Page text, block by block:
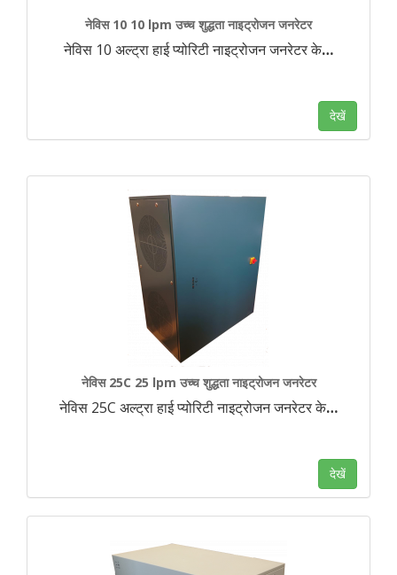
नेविस 10 10 lpm उच्च शुद्धता नाइट्रोजन जनरेटर
नेविस 10 अल्ट्रा हाई प्योरिटी नाइट्रोजन जनरेटर के…
देखें
नेविस 25C 25 lpm उच्च शुद्धता नाइट्रोजन जनरेटर
नेविस 25C अल्ट्रा हाई प्योरिटी नाइट्रोजन जनरेटर के…
देखें